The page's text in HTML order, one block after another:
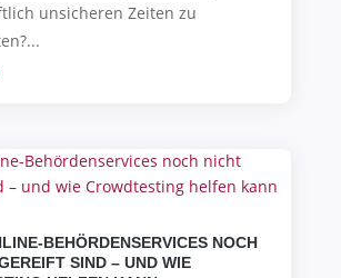
unsicheren Zeiten zu
BEHÖRDENSERVICES NOCH
SIND – UND WIE